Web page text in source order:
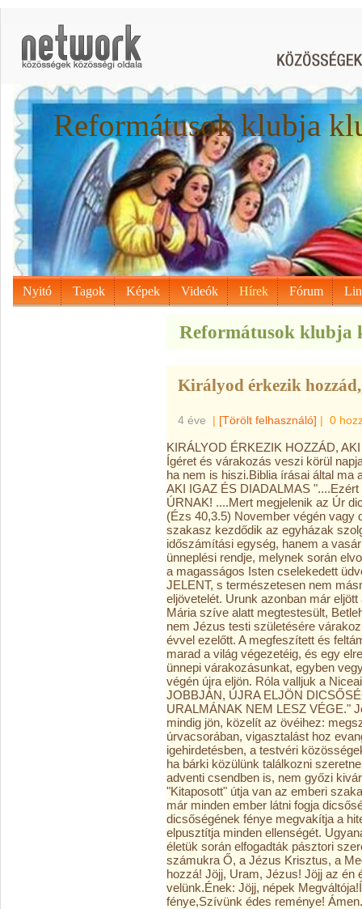
Reformátusok klubja
Nyitó Tagok Képek Videók Hírek Fórum
Reformátusok klubja
Királyod érkezik
4 éve | [Törölt felhasználó] | 0
KIRÁLYOD ÉRKEZIK HOZZÁD,
Ígéret és várakozás veszi körül
ha nem is hiszi.Biblia írásai által ma
AKI IGAZ ÉS DIADALMAS
ÚRNAK! ....Mert megjelenik az Úr
(Ézs 40,3.5) November végén vagy
szakasz kezdődik az egyházak
időszámítási egység, hanem a
ünneplési rendje, melynek során
a magasságos Isten cselekedett
JELENT, s természetesen nem
eljövetelét. Urunk azonban már
Mária szíve alatt megtestesült,
nem Jézus testi születésére
évvel ezelőtt. A megfeszített és
marad a világ végezetéig, és egy
ünnepi várakozásunkat, egyben
végén újra eljön. Róla valljuk a
JOBBJÁN, ÚJRA ELJÖN
URALMÁNAK NEM LESZ VÉGE."
mindig jön, közelít az övéihez:
úrvacsorában, vigasztalást hoz
igehirdetésben, a testvéri
ha bárki közülünk találkozni
adventi csendben is, nem győzi
"Kitaposott" útja van az emberi
már minden ember látni fogja
dicsőségének fénye megvakítja a
elpusztítja minden ellenségét.
életük során elfogadták pásztori
számukra Ő, a Jézus Krisztus, a
hozzá! Jöjj, Uram, Jézus! Jöjj az én
velünk.Ének: Jöjj, népek
fénye,Szívünk édes reménye! Ámen.